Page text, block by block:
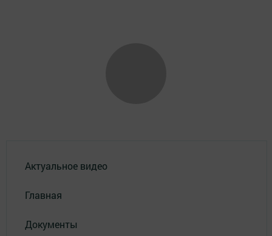
Актуальное видео
Главная
Документы